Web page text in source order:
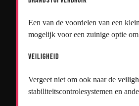
Een van de voordelen van een
mogelijk voor een zuinige optie om
Veiligheid
Vergeet niet om ook naar de
stabiliteitscontrolesystemen en